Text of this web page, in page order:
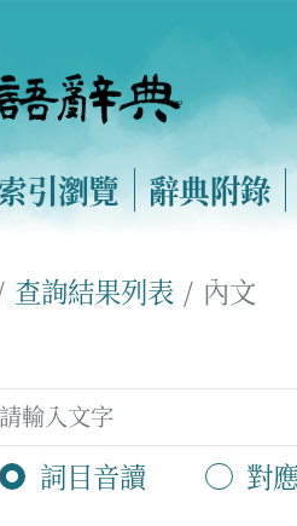
引瀏覽 辭典附錄
查詢結果列表 內文
詞目音讀 對